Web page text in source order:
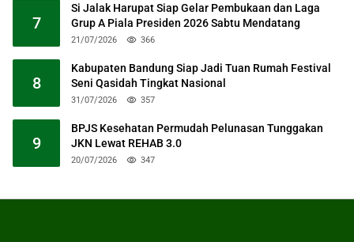
7
Si Jalak Harupat Siap Gelar Pembukaan dan Laga
Grup A Piala Presiden 2026 Sabtu Mendatang
21/07/2026 366
8
Kabupaten Bandung Siap Jadi Tuan Rumah Festival
Seni Qasidah Tingkat Nasional
31/07/2026 357
9
BPJS Kesehatan Permudah Pelunasan Tunggakan
JKN Lewat REHAB 3.0
20/07/2026 347